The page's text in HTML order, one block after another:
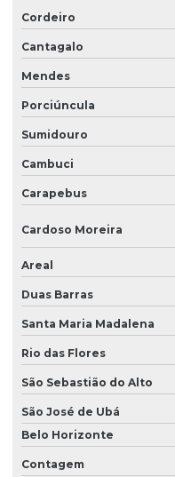
Cordeiro
Cantagalo
Mendes
Porciúncula
Sumidouro
Cambuci
Carapebus
Cardoso Moreira
Areal
Duas Barras
Santa Maria Madalena
Rio das Flores
São Sebastião do Alto
São José de Ubá
Belo Horizonte
Contagem